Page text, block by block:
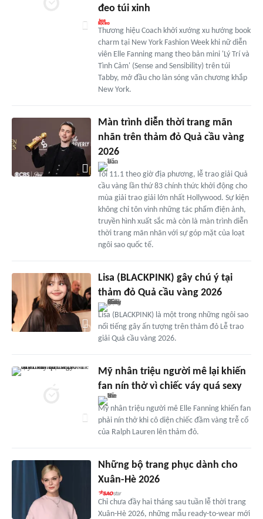
đeo túi xinh
Thương hiệu Coach khởi xướng xu hướng book
charm tại New York Fashion Week khi nữ diễn
viên Elle Fanning mang theo bản mini 'Lý Trí và
Tình Cảm' (Sense and Sensibility) trên túi
Tabby, mở đầu cho làn sóng văn chương khắp
New York.
Màn trình diễn thời trang mãn
nhãn trên thảm đỏ Quả cầu vàng
2026
Tối 11.1 theo giờ địa phương, lễ trao giải Quả
cầu vàng lần thứ 83 chính thức khởi động cho
mùa giải trao giải lớn nhất Hollywood. Sự kiện
không chỉ tôn vinh những tác phẩm điện ảnh,
truyền hình xuất sắc mà còn là màn trình diễn
thời trang mãn nhãn với sự góp mặt của loạt
ngôi sao quốc tế.
Lisa (BLACKPINK) gây chú ý tại
thảm đỏ Quả cầu vàng 2026
Lisa (BLACKPINK) là một trong những ngôi sao
nổi tiếng gây ấn tượng trên thảm đỏ Lễ trao
giải Quả cầu vàng 2026.
Mỹ nhân triệu người mê lại khiến
fan nín thở vì chiếc váy quá sexy
Mỹ nhân triệu người mê Elle Fanning khiến fan
phải nín thở khi cô diện chiếc đầm vàng trễ cổ
của Ralph Lauren lên thảm đỏ.
Những bộ trang phục dành cho
Xuân-Hè 2026
Chỉ chưa đầy hai tháng sau tuần lễ thời trang
Xuân-Hè 2026, những mẫu ready-to-wear mới